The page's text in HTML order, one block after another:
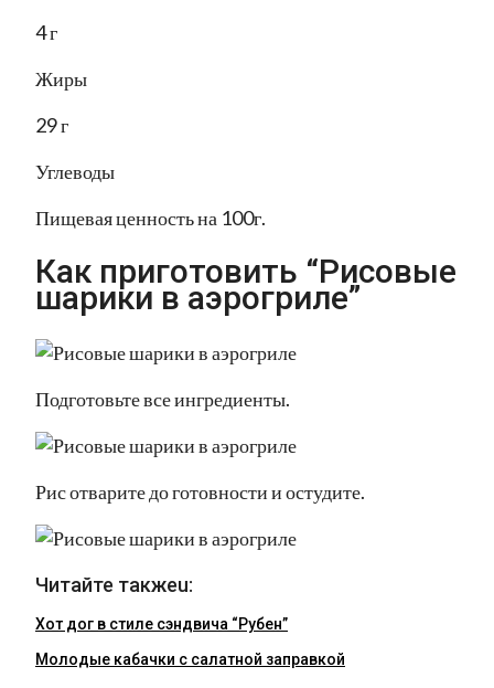
4 г
Жиры
29 г
Углеводы
Пищевая ценность на 100г.
Как приготовить “Рисовые
шарики в аэрогриле”
Подготовьте все ингредиенты.
Рис отварите до готовности и остудите.
Читайте такжеu:
Хот дог в стиле сэндвича “Рубен”
Молодые кабачки с салатной заправкой